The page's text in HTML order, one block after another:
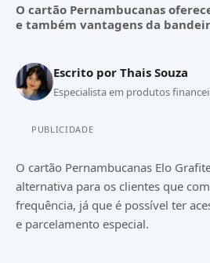
O cartão Pernambucanas
e também vantagens da
Escrito por Thais Souza
Especialista em produtos
PUBLICIDADE
O cartão Pernambucanas Elo
alternativa para os clientes que
frequência, já que é possível ter
e parcelamento especial.